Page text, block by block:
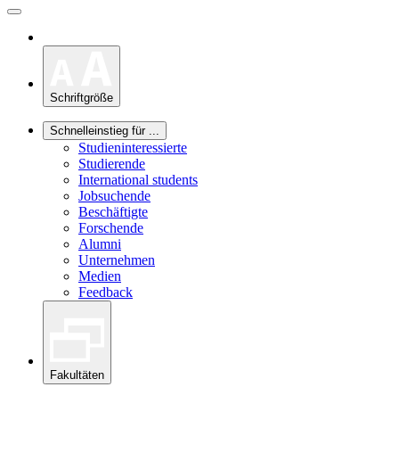
Schriftgröße
Schnelleinstieg für ...
Studieninteressierte
Studierende
International students
Jobsuchende
Beschäftigte
Forschende
Alumni
Unternehmen
Medien
Feedback
Fakultäten